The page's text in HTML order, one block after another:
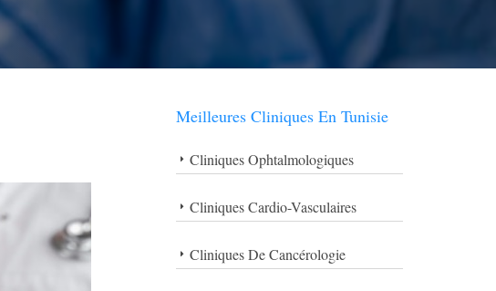
Meilleures Cliniques En Tunisie
Cliniques Ophtalmologiques
Cliniques Cardio-Vasculaires
Cliniques De Cancérologie